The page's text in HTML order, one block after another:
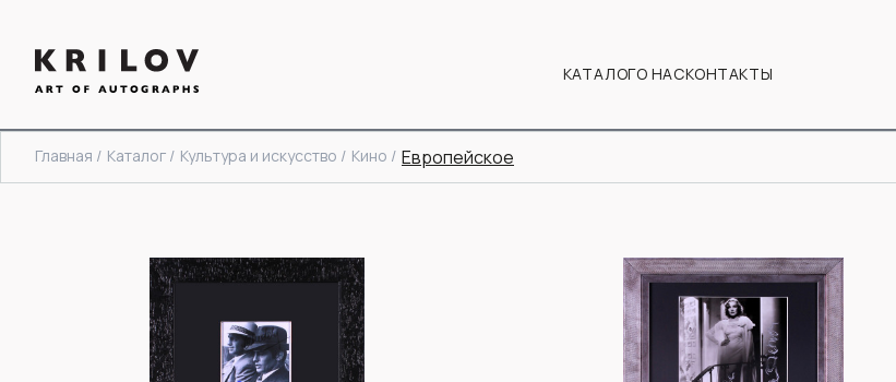
КАТАЛОГО НАСКОНТАКТЫ
Главная / Каталог / Культура и искусство / Кино / Европейское